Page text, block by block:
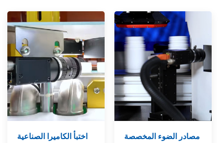
اختبأ الكاميرا الصناعية مصادر الضوء المخصصة